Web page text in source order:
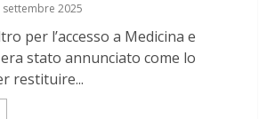
settembre 2025
per l’accesso a Medicina e
stato annunciato come lo
restituire...